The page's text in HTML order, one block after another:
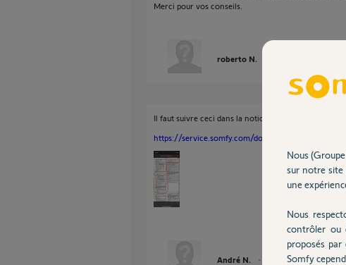
Merci pour vos conseils.
roberto N.
Il faut suivre ceci dans la notice.
https://service.somfy.com/downloads/fr/
André N. il y a presque 5 ans
Nous
sur notre site
une
Nous
contrôler ou
proposés
Somfy